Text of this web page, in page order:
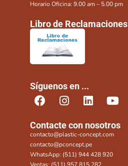
Horario Oficina: 9.00 am – 5.00 pm
Libro de Reclamaciones
Síguenos en ...
Contacte con nosotros
contacto@plastic-concept.com
contacto@pconcept.pe
WhatsApp: (511) 944 428 920